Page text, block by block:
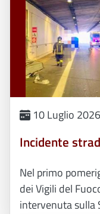
10 Luglio 2026
Incidente
Nel primo
dei Vigili del
intervenuta sulla